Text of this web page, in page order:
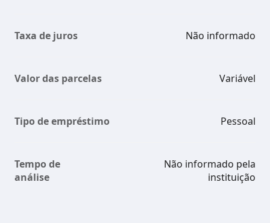
Taxa de juros Não informado
Valor das parcelas Variável
Tipo de empréstimo Pessoal
Tempo de
análise
Não informado pela
instituição